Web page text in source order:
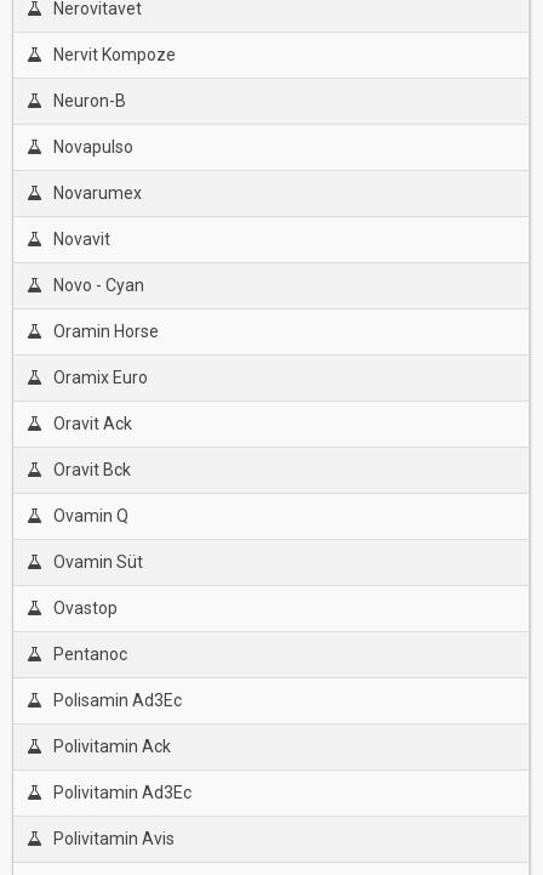
Nerovitavet
Nervit Kompoze
Neuron-B
Novapulso
Novarumex
Novavit
Novo - Cyan
Oramin Horse
Oramix Euro
Oravit Ack
Oravit Bck
Ovamin Q
Ovamin Süt
Ovastop
Pentanoc
Polisamin Ad3Ec
Polivitamin Ack
Polivitamin Ad3Ec
Polivitamin Avis